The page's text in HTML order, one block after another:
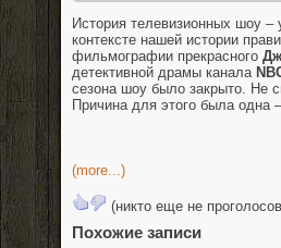
История телевизионных шоу –
контексте нашей истории
фильмографии прекрасного
детективной драмы канала
сезона шоу было закрыто. Не
Причина для этого была одна
(more...)
(никто еще не
Похожие записи